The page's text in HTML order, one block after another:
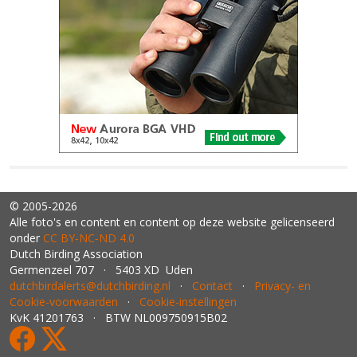
© 2005-2026
Alle foto's en content en content op deze website gelicenseerd
onder CC BY‑NC‑ND 4.0
Dutch Birding Association
Germenzeel 707 · 5403 XD Uden
dutchbirdalerts@dutchbirding.nl · Contact · Privacy- en
Cookie-voorwaarden · Cookie-instellingen
KvK 41201763 · BTW NL009750915B02